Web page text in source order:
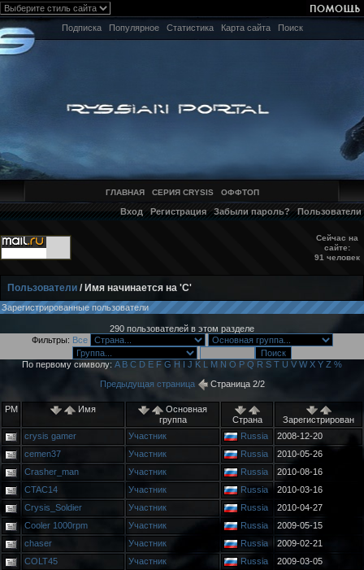
Подписка Популярное Статистика Карта сайта Поиск
ГЛАВНАЯ СЕРИЯ CRYSIS ОФФТОП
Вход Регистрация Забыли пароль? Пользователи
Сейчас на
сайте:
91 человек
Пользователи / Имя начинается на 'C'
Зарегистрированные пользователи
290 пользователей в этом разделе
Фильтры: Все
По первому символу: A B C D E F G H I J K L M N O P Q R S T U V W X Y Z %
Предыдущая страница
Страница 2/2
PM Имя
Основная
группа
Страна
Зарегистрирован
crysis gamer
Участник Russia
2008-12-20
cemen37
Участник Russia
2010-05-26
Crasher_man
Участник Russia
2010-08-16
CTAC14
Участник Russia
2010-03-16
Crysis_Soldier
Участник Russia
2010-04-27
Cooler 1000rpm
Участник Russia
2009-05-15
chaser
Участник Russia
2009-02-21
COLT45
Участник Russia
2009-03-05